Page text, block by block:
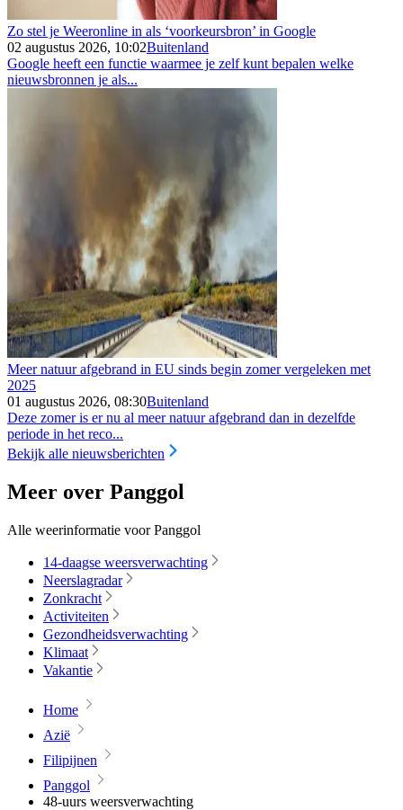
Zo stel je Weeronline in als ‘voorkeursbron’ in Google
02 augustus 2026, 10:02Buitenland
Google heeft een functie waarmee je zelf kunt bepalen welke
nieuwsbronnen je als...
Meer natuur afgebrand in EU sinds begin zomer vergeleken met
2025
01 augustus 2026, 08:30Buitenland
Deze zomer is er nu al meer natuur afgebrand dan in dezelfde
periode in het reco...
Bekijk alle nieuwsberichten
Meer over Panggol
Alle weerinformatie voor Panggol
14-daagse weersverwachting
Neerslagradar
Zonkracht
Activiteiten
Gezondheidsverwachting
Klimaat
Vakantie
Home
Azië
Filipijnen
Panggol
48-uurs weersverwachting